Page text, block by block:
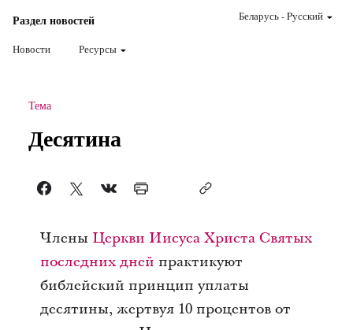
Раздел новостей
Новости Ресурсы
Беларусь-Pусский
Тема
Десятина
Члены Церкви Иисуса Христа Святых
последних дней практикуют
библейский принцип уплаты
десятины, жертвуя 10 процентов от